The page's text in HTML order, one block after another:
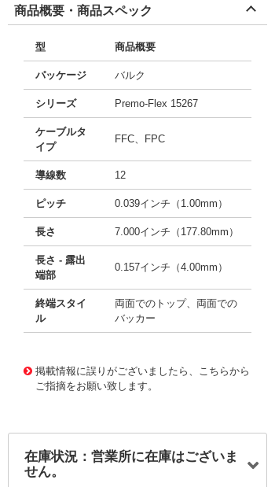
商品概要・商品スペック
型 商品概要
パッケージ バルク
シリーズ Premo-Flex 15267
ケーブルタ
イプ
FFC、FPC
導線数 12
ピッチ 0.039インチ（1.00mm）
長さ 7.000インチ（177.80mm）
長さ - 露出
端部
0.157インチ（4.00mm）
終端スタイ
ル
両面でのトップ、両面での
バッカー
掲載情報に誤りがございましたら、こちらから
ご指摘をお願い致します。
在庫状況：営業所に在庫はございま
せん。